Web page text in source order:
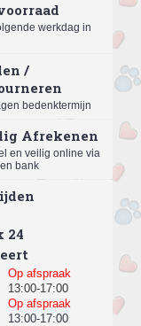
werkdag in
/
bedenktermijn
Afrekenen
en veilig online via
bank
24
Op afspraak
13:00-17:00
Op afspraak
13:00-17:00